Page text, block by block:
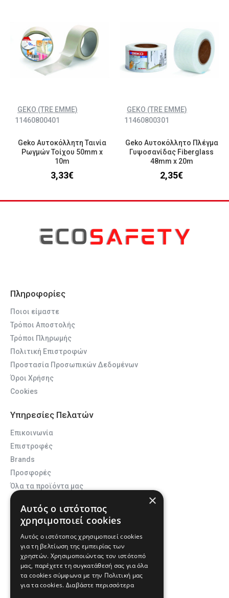
GEKO (TRE EMME)
11460800401
Geko Αυτοκόλλητη Ταινία
Ρωγμών Τοίχου 50mm x
10m
3,33€
GEKO (TRE EMME)
11460800301
Geko Αυτοκόλλητο Πλέγμα
Γυψοσανίδας Fiberglass
48mm x 20m
2,35€
Πληροφορίες
Ποιοι είμαστε
Τρόποι Αποστολής
Τρόποι Πληρωμής
Πολιτική Επιστροφών
Προστασία Προσωπικών Δεδομένων
Όροι Χρήσης
Cookies
Υπηρεσίες Πελατών
Επικοινωνία
Επιστροφές
Brands
Προσφορές
Όλα τα προϊόντα μας
Λογαριασμός
Σύνδεση
Εγγραφή
Ο Λογαριασμός μου
Οι παραγγελίες μου
×
Αυτός ο ιστότοπος
χρησιμοποιεί cookies
Αυτός ο ιστότοπος χρησιμοποιεί cookies
για τη βελτίωση της εμπειρίας των
χρηστών. Χρησιμοποιώντας τον ιστότοπό
μας, παρέχετε τη συγκατάθεσή σας για όλα
τα cookies σύμφωνα με την Πολιτική μας
για τα cookies. Διαβάστε περισσότερα